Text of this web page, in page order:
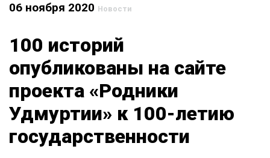
06 ноября 2020 Новости
100 историй
опубликованы на сайте
проекта «Родники
Удмуртии» к 100-летию
государственности